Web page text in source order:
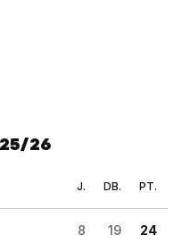
26
J. DB. PT.
8 19 24